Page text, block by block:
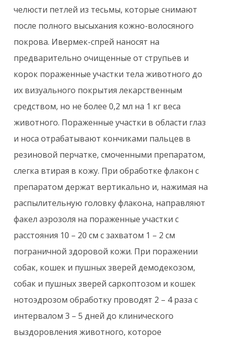
челюсти петлей из тесьмы, которые снимают
после полного высыхания кожно-волосяного
покрова. Ивермек-спрей наносят на
предварительно очищенные от струпьев и
корок пораженные участки тела животного до
их визуального покрытия лекарственным
средством, но не более 0,2 мл на 1 кг веса
животного. Пораженные участки в области глаз
и носа отрабатывают кончиками пальцев в
резиновой перчатке, смоченными препаратом,
слегка втирая в кожу. При обработке флакон с
препаратом держат вертикально и, нажимая на
распылительную головку флакона, направляют
факел аэрозоля на пораженные участки с
расстояния 10 – 20 см с захватом 1 – 2 см
пограничной здоровой кожи. При поражении
собак, кошек и пушных зверей демодекозом,
собак и пушных зверей саркоптозом и кошек
нотоэдрозом обработку проводят 2 – 4 раза с
интервалом 3 – 5 дней до клинического
выздоровления животного, которое